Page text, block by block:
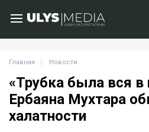
Главная Новости
«Трубка была вся в
Ербаяна Мухтара
халатности